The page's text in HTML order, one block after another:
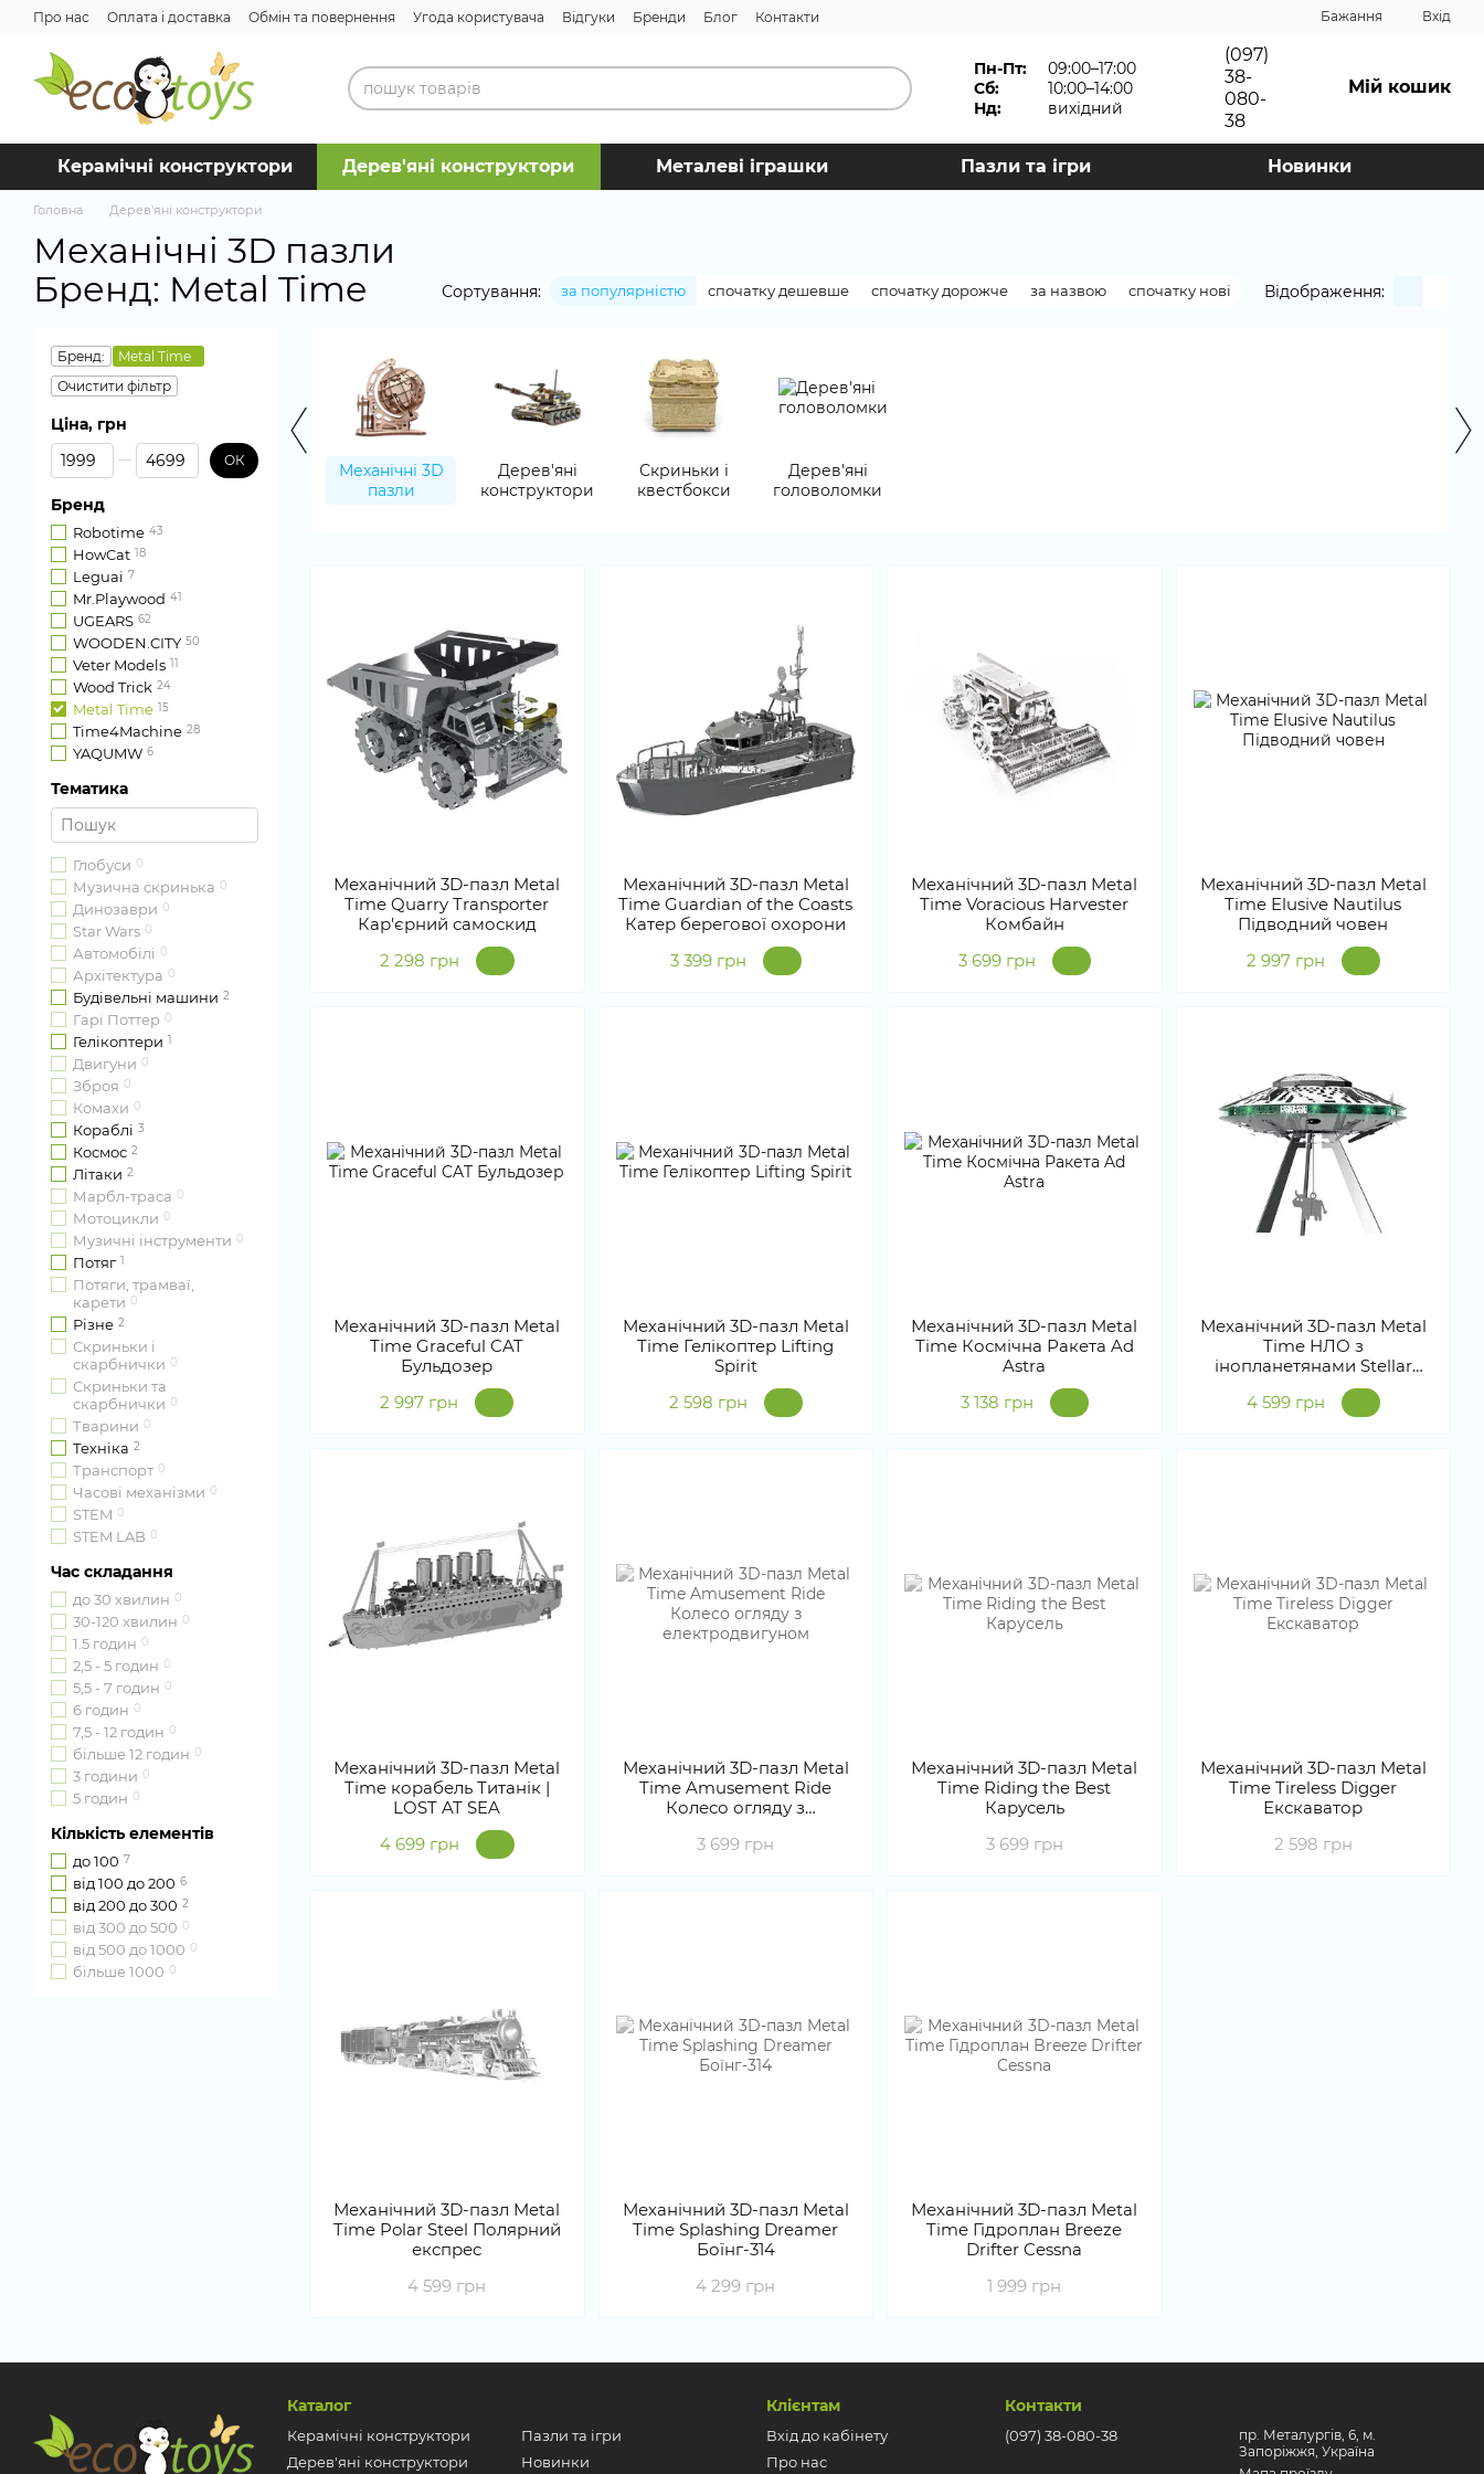
Перейти до основного контенту
Про нас Оплата і доставка Обмін та повернення Угода користувача Відгуки Бренди Блог Контакти Бажання Вхід
Пн-Пт:
09:00–17:00
Сб:
10:00–14:00
Нд:
вихідний
(097)
38-
080-
38
Мій кошик
Керамічні конструктори Дерев'яні конструктори Металеві іграшки Пазли та ігри Новинки
Головна Дерев'яні конструктори
Механічні 3D пазли
Бренд: Metal Time
Сортування: за популярністю спочатку дешевше спочатку дорожче за назвою спочатку нові Відображення:
Механічні 3D
пазли
Дерев'яні
конструктори
Скриньки і
квестбокси
Дерев'яні
головоломки
Механічний 3D-пазл Metal
Time Quarry Transporter
Кар'єрний самоскид
2 298 грн
Механічний 3D-пазл Metal
Time Guardian of the Coasts
Катер берегової охорони
3 399 грн
Механічний 3D-пазл Metal
Time Voracious Harvester
Комбайн
3 699 грн
Механічний 3D-пазл Metal
Time Elusive Nautilus
Підводний човен
2 997 грн
Механічний 3D-пазл Metal
Time Graceful CAT
Бульдозер
2 997 грн
Механічний 3D-пазл Metal
Time Гелікоптер Lifting
Spirit
2 598 грн
Механічний 3D-пазл Metal
Time Космічна Ракета Ad
Astra
3 138 грн
Механічний 3D-пазл Metal
Time НЛО з
інопланетянами Stellar
4 599 грн
Механічний 3D-пазл Metal
Time корабель Титанік |
LOST AT SEA
4 699 грн
Механічний 3D-пазл Metal
Time Amusement Ride
Колесо огляду з
3 699 грн
Механічний 3D-пазл Metal
Time Riding the Best
Карусель
3 699 грн
Механічний 3D-пазл Metal
Time Tireless Digger
Екскаватор
2 598 грн
Механічний 3D-пазл Metal
Time Polar Steel Полярний
експрес
4 599 грн
Механічний 3D-пазл Metal
Time Splashing Dreamer
Боїнг-314
4 299 грн
Механічний 3D-пазл Metal
Time Гідроплан Breeze
Drifter Cessna
1 999 грн
Бренд:
Metal Time
Очистити фільтр
Ціна, грн
Від Ціна, грн
До Ціна, грн ОК
Бренд
Robotime 43
HowCat 18
Leguai 7
Mr.Playwood 41
UGEARS 62
WOODEN.CITY 50
Veter Models 11
Wood Trick 24
Metal Time 15
Time4Machine 28
YAQUMW 6
Тематика
Глобуси 0
Музична скринька 0
Динозаври 0
Star Wars 0
Автомобілі 0
Архітектура 0
Будівельні машини 2
Гарі Поттер 0
Гелікоптери 1
Двигуни 0
Зброя 0
Комахи 0
Кораблі 3
Космос 2
Літаки 2
Марбл-траса 0
Мотоцикли 0
Музичні інструменти 0
Потяг 1
Потяги, трамваї,
карети 0
Різне 2
Скриньки і
скарбнички 0
Скриньки та
скарбнички 0
Тварини 0
Техніка 2
Транспорт 0
Часові механізми 0
STEM 0
STEM LAB 0
Час складання
до 30 хвилин 0
30-120 хвилин 0
1.5 годин 0
2,5 - 5 годин 0
5,5 - 7 годин 0
6 годин 0
7,5 - 12 годин 0
більше 12 годин 0
3 години 0
5 годин 0
Кількість елементів
до 100 7
від 100 до 200 6
від 200 до 300 2
від 300 до 500 0
від 500 до 1000 0
більше 1000 0
Каталог
Керамічні конструктори
Дерев'яні конструктори
Пазли та ігри
Новинки
Клієнтам
Вхід до кабінету
Про нас
Контакти
(097) 38-080-38
пр. Металургів, 6, м.
Запоріжжя, Україна